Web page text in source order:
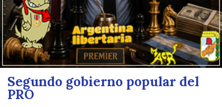
Segundo gobierno popular del
PRO